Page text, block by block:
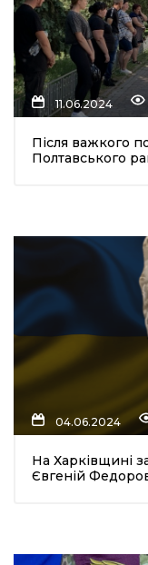
11.06.2024
Після важкого
Полтавського
04.06.2024
На Харківщині
Євгеній